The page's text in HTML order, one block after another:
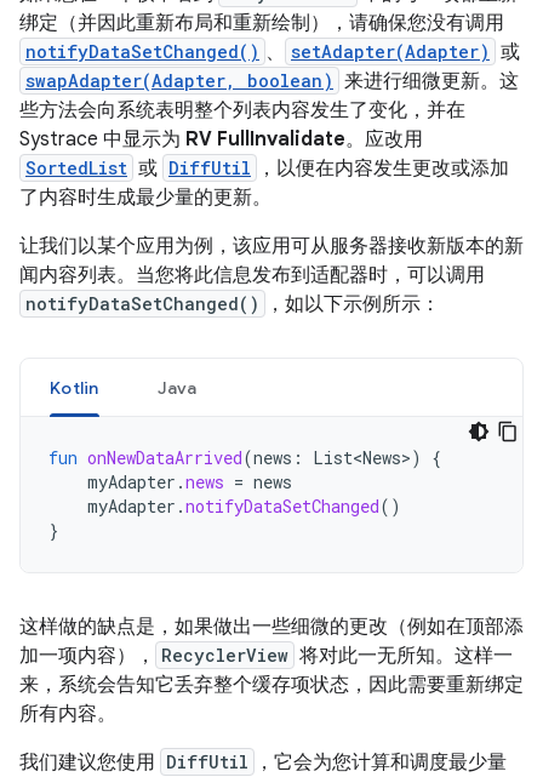
绑定（并因此重新布局和重新绘制），请确保您没有调用
notifyDataSetChanged() 、 setAdapter(Adapter) 或
swapAdapter(Adapter, boolean) 来进行细微更新。这
些方法会向系统表明整个列表内容发生了变化，并在
Systrace 中显示为 RV FullInvalidate。应改用
SortedList 或 DiffUtil
，以便在内容发生更改或添加
了内容时生成最少量的更新。
让我们以某个应用为例，该应用可从服务器接收新版本的新
闻内容列表。当您将此信息发布到适配器时，可以调用
notifyDataSetChanged() ，如以下示例所示：
Kotlin Java
fun onNewDataArrived(news : List<News>)
{
myAdapter .news = news
myAdapter .notifyDataSetChanged()
}
这样做的缺点是，如果做出一些细微的更改（例如在顶部添
加一项内容），
RecyclerView 将对此一无所知。这样一
来，系统会告知它丢弃整个缓存项状态，因此需要重新绑定
所有内容。
我们建议您使用 DiffUtil
，它会为您计算和调度最少量